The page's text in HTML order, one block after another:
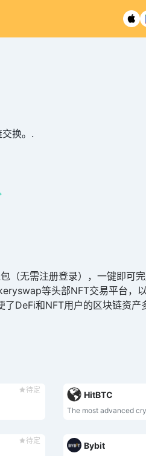
换。.
无需注册登录），一键即可
等头部NFT交易平台
DeFi和NFT用户的区块链资产
待定 HitBTC
The most advanced
待定 Bybit